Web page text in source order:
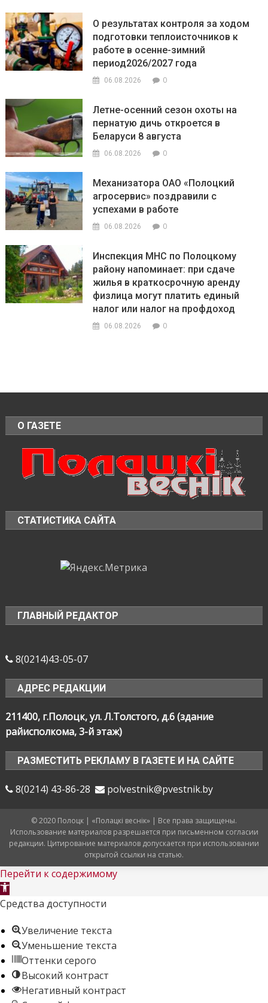
О результатах контроля за ходом
подготовки теплоисточников к
работе в осенне-зимний
период2026/2027 года
06.08.2026 0
Летне-осенний сезон охоты на
пернатую дичь откроется в
Беларуси 8 августа
06.08.2026 0
Механизатора ОАО «Полоцкий
агросервис» поздравили с
успехами в работе
06.08.2026 0
Инспекция МНС по Полоцкому
району напоминает: при сдаче
жилья в краткосрочную аренду
физлица могут платить единый
налог или налог на профдоход
06.08.2026 0
О ГАЗЕТЕ
СТАТИСТИКА САЙТА
ГЛАВНЫЙ РЕДАКТОР
8(0214)43-05-07
АДРЕС РЕДАКЦИИ
211400, г.Полоцк, ул. Л.Толстого, д.6 (здание
райисполкома, 3-й этаж)
РАЗМЕСТИТЬ РЕКЛАМУ В ГАЗЕТЕ И НА САЙТЕ
8(0214) 43-86-28 polvestnik@pvestnik.by
© 2020 Полоцк | «Полацкі веснік» | Все права защищены.
Использование материалов разрешается при письменном согласии
редакции. Цитирование материалов допускается при использовании
открытой ссылки на статью.
Перейти к содержимому
Открыть
панель
Средства доступности
Увеличение текста
Уменьшение текста
Оттенки серого
Высокий контраст
Негативный контраст